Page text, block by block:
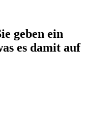
geben ein
es damit auf